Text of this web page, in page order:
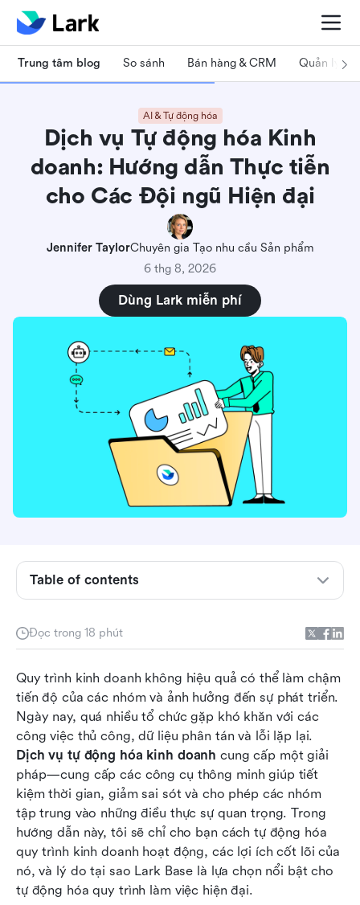
Trung tâm blog So sánh Bán hàng & CRM Quản lý dự
AI & Tự động hóa
Dịch vụ Tự động hóa Kinh
doanh: Hướng dẫn Thực tiễn
cho Các Đội ngũ Hiện đại
Jennifer TaylorChuyên gia Tạo nhu cầu Sản phẩm
6 thg 8, 2026
Dùng Lark miễn phí
Đọc trong 18 phút
Quy trình kinh doanh không hiệu quả có thể làm chậm
tiến độ của các nhóm và ảnh hưởng đến sự phát triển.
Ngày nay, quá nhiều tổ chức gặp khó khăn với các
Dịch vụ tự động hóa kinh doanh cung cấp một giải
pháp—cung cấp các công cụ thông minh giúp tiết
kiệm thời gian, giảm sai sót và cho phép các nhóm
tập trung vào những điều thực sự quan trọng. Trong
hướng dẫn này, tôi sẽ chỉ cho bạn cách tự động hóa
quy trình kinh doanh hoạt động, các lợi ích cốt lõi của
nó, và lý do tại sao Lark Base là lựa chọn nổi bật cho
tự động hóa quy trình làm việc hiện đại.
Table of contents
tự động hóa doanh nghiệp
doanh nghiệp
nghiệp của bạn với Lark Base
Giải quyết các thách thức phổ biến trong việc
áp dụng tự động hóa kinh doanh
Các bước thực tiễn để triển khai dịch vụ tự động
hóa doanh nghiệp
Những xu hướng định hình tương lai của dịch vụ
tự động hóa doanh nghiệp
FAQ: Dịch vụ Tự động hóa Kinh doanh
Kết luận